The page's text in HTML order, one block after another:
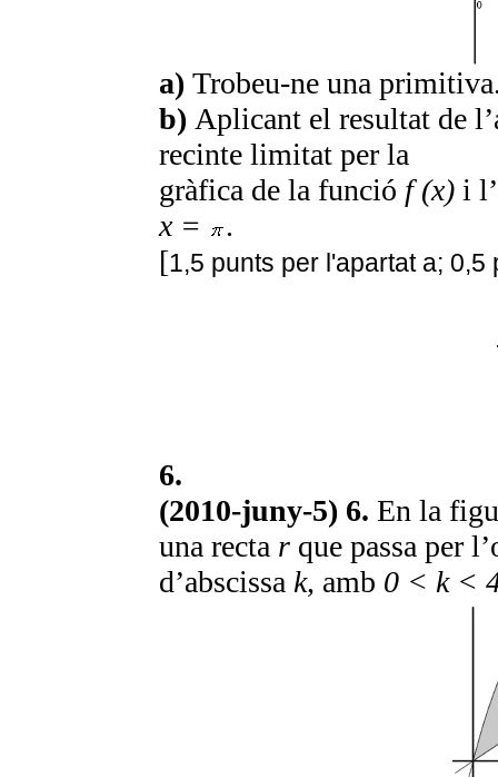
a) Trobeu-ne una
b) Aplicant el resultat de
recinte limitat per la
gràfica de la funció f (x) i
x =
.
[1,5 punts per l'apartat a; 0,5
6.
(2010-juny-5) 6. En la
una recta r que passa per
d’abscissa k, amb 0 < k <